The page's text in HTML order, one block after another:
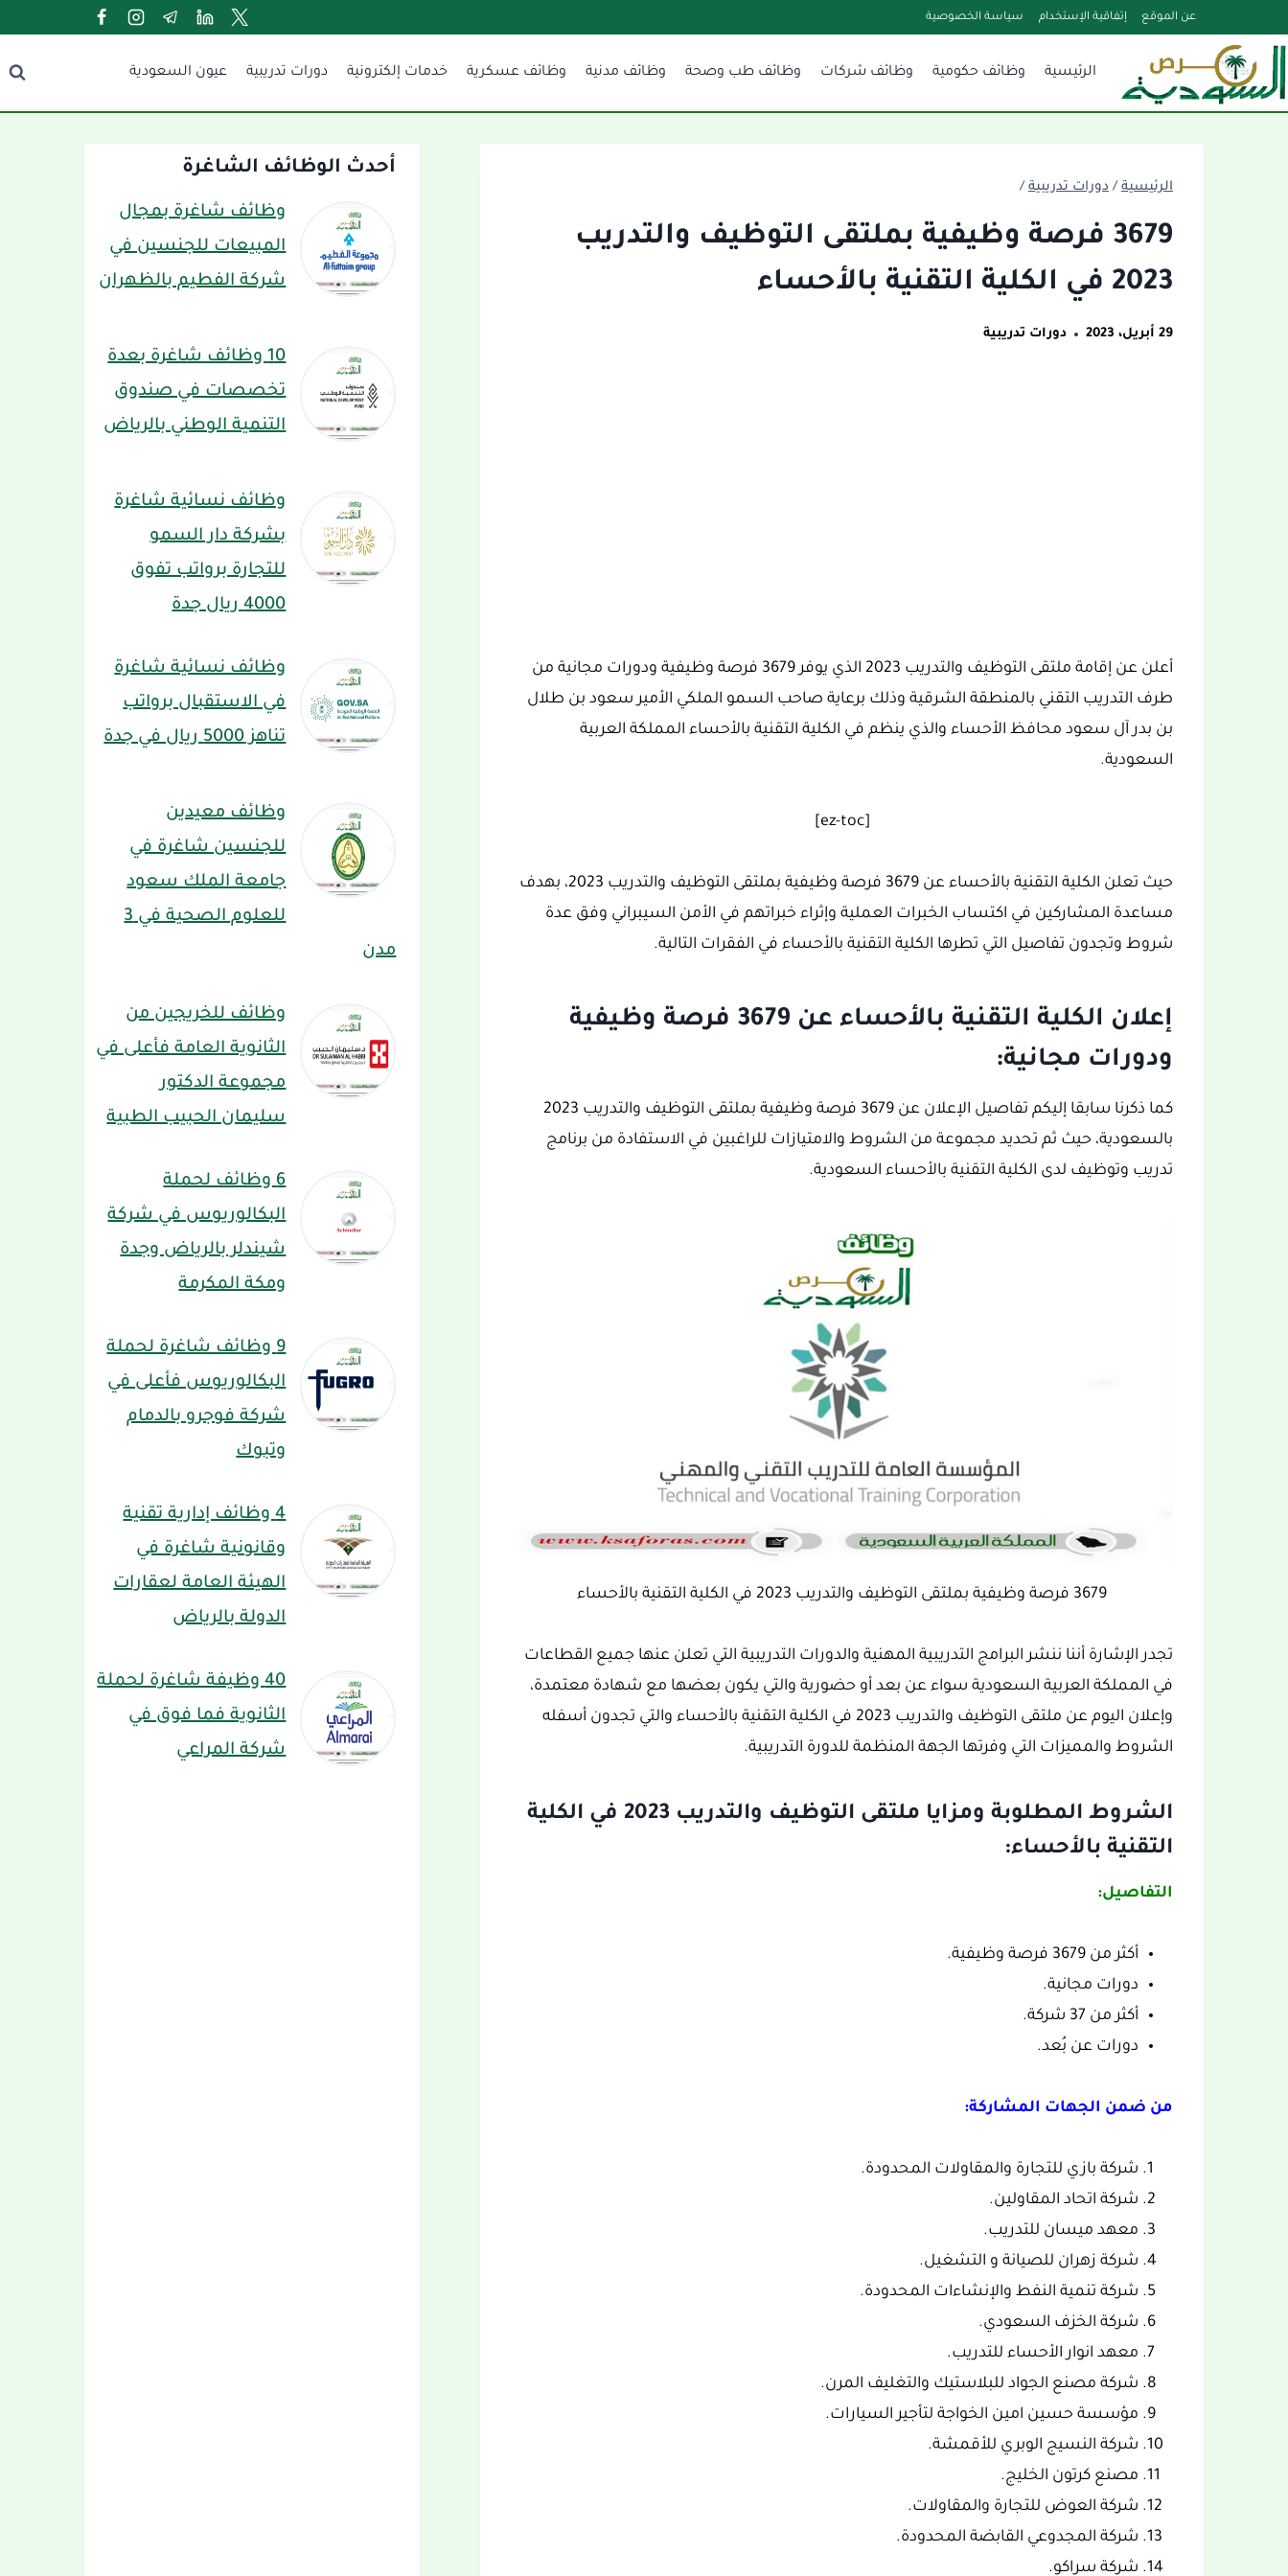
إلى
المحتوى
عن الموقع إتفاقية الإستخدام سياسة الخصوصية
الرئيسية وظائف حكومية وظائف شركات وظائف طب وصحة وظائف مدنية وظائف عسكرية خدمات إلكترونية دورات تدريبية عيون السعودية
الرئيسية / دورات تدريبية /
3679 فرصة وظيفية بملتقى التوظيف والتدريب
2023 في الكلية التقنية بالأحساء
29 أبريل، 2023 دورات تدريبية
أعلن عن إقامة ملتقى التوظيف والتدريب 2023 الذي يوفر 3679 فرصة وظيفية ودورات مجانية من
طرف التدريب التقني بالمنطقة الشرقية وذلك برعاية صاحب السمو الملكي الأمير سعود بن طلال
بن بدر آل سعود محافظ الأحساء والذي ينظم في الكلية التقنية بالأحساء المملكة العربية
السعودية.
[ez-toc]
حيث تعلن الكلية التقنية بالأحساء عن 3679 فرصة وظيفية بملتقى التوظيف والتدريب 2023، بهدف
مساعدة المشاركين في اكتساب الخبرات العملية وإثراء خبراتهم في الأمن السيبراني وفق عدة
شروط وتجدون تفاصيل التي تطرها الكلية التقنية بالأحساء في الفقرات التالية.
إعلان الكلية التقنية بالأحساء عن 3679 فرصة وظيفية
ودورات مجانية:
كما ذكرنا سابقا إليكم تفاصيل الإعلان عن 3679 فرصة وظيفية بملتقى التوظيف والتدريب 2023
بالسعودية، حيث ثم تحديد مجموعة من الشروط والامتيازات للراغبين في الاستفادة من برنامج
تدريب وتوظيف لدى الكلية التقنية بالأحساء السعودية.
3679 فرصة وظيفية بملتقى التوظيف والتدريب 2023 في الكلية التقنية بالأحساء
تجدر الإشارة أننا ننشر البرامج التدريبية المهنية والدورات التدريبية التي تعلن عنها جميع القطاعات
في المملكة العربية السعودية سواء عن بعد أو حضورية والتي يكون بعضها مع شهادة معتمدة،
وإعلان اليوم عن ملتقى التوظيف والتدريب 2023 في الكلية التقنية بالأحساء والتي تجدون أسفله
الشروط والمميزات التي وفرتها الجهة المنظمة للدورة التدريبية.
الشروط المطلوبة ومزايا ملتقى التوظيف والتدريب 2023 في الكلية
التقنية بالأحساء:
التفاصيل:
أكثر من 3679 فرصة وظيفية.
دورات مجانية.
أكثر من 37 شركة.
دورات عن بُعد.
من ضمن الجهات المشاركة:
شركة بازي للتجارة والمقاولات المحدودة.
شركة اتحاد المقاولين.
معهد ميسان للتدريب.
شركة زهران للصيانة و التشغيل.
شركة تنمية النفط والإنشاءات المحدودة.
شركة الخزف السعودي.
معهد انوار الأحساء للتدريب.
شركة مصنع الجواد للبلاستيك والتغليف المرن.
مؤسسة حسين امين الخواجة لتأجير السيارات.
شركة النسيج الوبري للأقمشة.
مصنع كرتون الخليج.
شركة العوض للتجارة والمقاولات.
شركة المجدوعي القابضة المحدودة.
شركة سراكو.
أحدث الوظائف الشاغرة
وظائف شاغرة بمجال
المبيعات للجنسين في
شركة الفطيم بالظهران
10 وظائف شاغرة بعدة
تخصصات في صندوق
التنمية الوطني بالرياض
وظائف نسائية شاغرة
بشركة دار السمو
للتجارة برواتب تفوق
4000 ريال جدة
وظائف نسائية شاغرة
في الاستقبال برواتب
تناهز 5000 ريال في جدة
وظائف معيدين
للجنسين شاغرة في
جامعة الملك سعود
للعلوم الصحية في 3
مدن
وظائف للخريجين من
الثانوية العامة فأعلى في
مجموعة الدكتور
سليمان الحبيب الطبية
6 وظائف لحملة
البكالوريوس في شركة
شيندلر بالرياض وجدة
ومكة المكرمة
9 وظائف شاغرة لحملة
البكالوريوس فأعلى في
شركة فوجرو بالدمام
وتبوك
4 وظائف إدارية تقنية
وقانونية شاغرة في
الهيئة العامة لعقارات
الدولة بالرياض
40 وظيفة شاغرة لحملة
الثانوية فما فوق في
شركة المراعي